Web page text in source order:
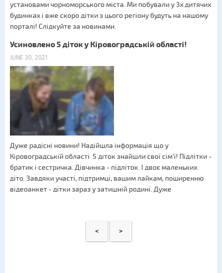
установами чорноморського міста. Ми побували у 3х дитячих
будинках і вже скоро дітки з цього регіону будуть на нашому
порталі! Слідкуйте за новинами.
Усиновлено 5 діток у Кіровоградській області!
JUNE 30, 2021
Дуже радісні новини! Надійшла інформація що у
Кіровоградській області 5 діток знайшли свої сім'ї! Підлітки -
братик і сестричка. Дівчинка - підліток. І двоє маленьких
діто. Завдяки участі, підтримці, вашим лайкам, поширенню
відеоанкет - дітки зараз у затишній родині. Дуже
< >